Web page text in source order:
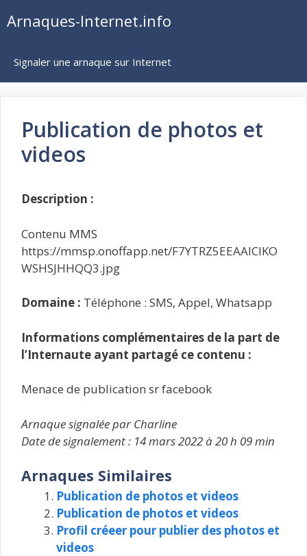
auArnaques-Internet.info
Signaler une arnaque sur Internet
Publication de photos et
videos
Description :
Contenu MMS
https://mmsp.onoffapp.net/F7YTRZ5EEAAICIKO
WSHSJHHQQ3.jpg
Domaine : Téléphone : SMS, Appel, Whatsapp
Informations complémentaires de la part de
l’Internaute ayant partagé ce contenu :
Menace de publication sr facebook
Arnaque signalée par Charline
Date de signalement : 14 mars 2022 à 20 h 09 min
Arnaques Similaires
Publication de photos et videos
Publication de photos et videos
Profil créeer pour publier des photos et
videos